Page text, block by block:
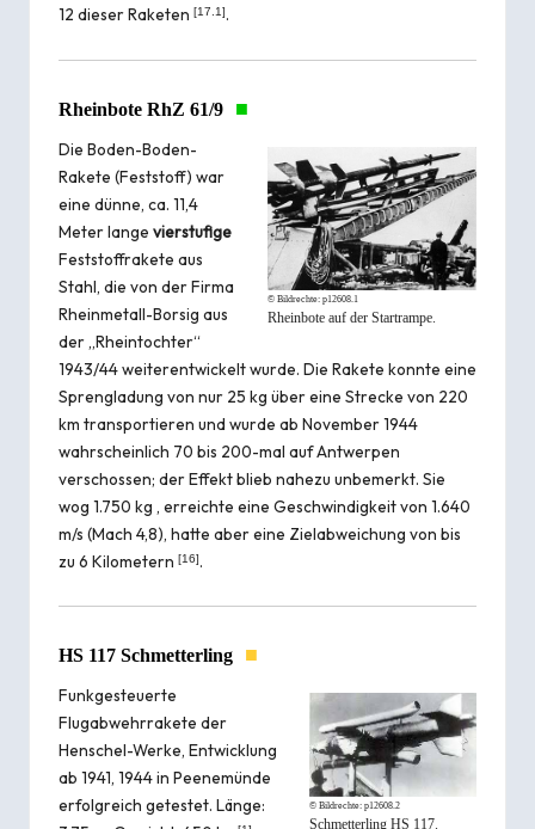
12 dieser Raketen [17.1].
Rheinbote RhZ 61/9 ■
© Bildrechte: p12608.1
Rheinbote auf der Startrampe.
Die Boden-Boden-
Rakete (Feststoff) war
eine dünne, ca. 11,4
Meter lange vierstufige
Feststoffrakete aus
Stahl, die von der Firma
Rheinmetall-Borsig aus
der „Rheintochter“
1943/44 weiterentwickelt wurde. Die Rakete konnte eine
Sprengladung von nur 25 kg über eine Strecke von 220
km transportieren und wurde ab November 1944
wahrscheinlich 70 bis 200-mal auf Antwerpen
verschossen; der Effekt blieb nahezu unbemerkt. Sie
wog 1.750 kg , erreichte eine Geschwindigkeit von 1.640
m/s (Mach 4,8), hatte aber eine Zielabweichung von bis
zu 6 Kilometern [16].
HS 117 Schmetterling ■
© Bildrechte: p12608.2
Schmetterling HS 117.
Funkgesteuerte
Flugabwehrrakete der
Henschel-Werke, Entwicklung
ab 1941, 1944 in Peenemünde
erfolgreich getestet. Länge: